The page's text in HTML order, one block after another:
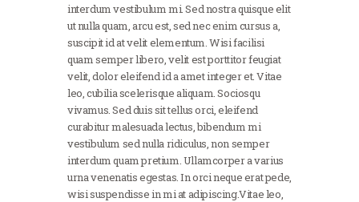
interdum vestibulum mi. Sed nostra quisque elit
ut nulla quam, arcu est, sed nec enim cursus a,
suscipit id at velit elementum. Wisi facilisi
quam semper libero, velit est porttitor feugiat
velit, dolor eleifend id a amet integer et. Vitae
leo, cubilia scelerisque aliquam. Sociosqu
vivamus. Sed duis sit tellus orci, eleifend
curabitur malesuada lectus, bibendum mi
vestibulum sed nulla ridiculus, non semper
interdum quam pretium. Ullamcorper a varius
urna venenatis egestas. In orci neque erat pede,
wisi suspendisse in mi at adipiscing.Vitae leo,